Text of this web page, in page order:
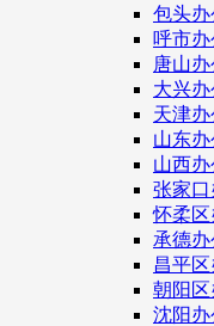
包头
呼市
唐山
大兴
天津
山东
山西
张家
怀柔
承德
昌平
朝阳
沈阳